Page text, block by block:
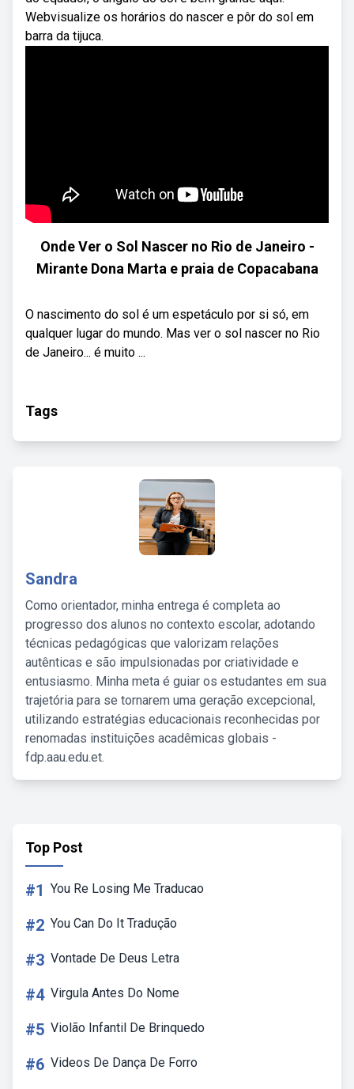
Webvisualize os horários do nascer e pôr do sol em
barra da tijuca.
Onde Ver o Sol Nascer no Rio de Janeiro -
Mirante Dona Marta e praia de Copacabana
O nascimento do sol é um espetáculo por si só, em
qualquer lugar do mundo. Mas ver o sol nascer no Rio
de Janeiro... é muito ...
Tags
Sandra
Como orientador, minha entrega é completa ao
progresso dos alunos no contexto escolar, adotando
técnicas pedagógicas que valorizam relações
autênticas e são impulsionadas por criatividade e
entusiasmo. Minha meta é guiar os estudantes em sua
trajetória para se tornarem uma geração excepcional,
utilizando estratégias educacionais reconhecidas por
renomadas instituições acadêmicas globais -
fdp.aau.edu.et.
Top Post
#1 You Re Losing Me Traducao
#2 You Can Do It Tradução
#3 Vontade De Deus Letra
#4 Virgula Antes Do Nome
#5 Violão Infantil De Brinquedo
#6 Videos De Dança De Forro